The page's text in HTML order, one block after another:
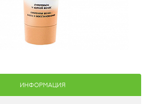
ИНФОРМАЦИЯ